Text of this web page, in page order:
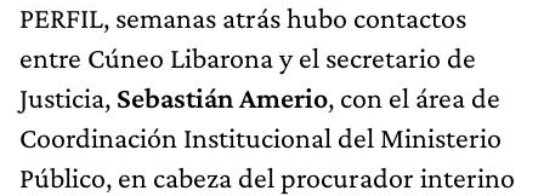
PERFIL, semanas atrás hubo contactos
entre Cúneo Libarona y el secretario de
Justicia, Sebastián Amerio, con el área de
Coordinación Institucional del Ministerio
Público, en cabeza del procurador interino